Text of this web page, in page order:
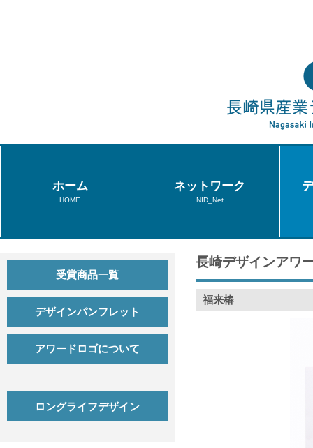
ホーム
HOME
ネットワーク
NID_Net
長崎デザインアワ
福来椿
受賞商品一覧
デザインパンフレット
アワードロゴについて
ロングライフデザイン